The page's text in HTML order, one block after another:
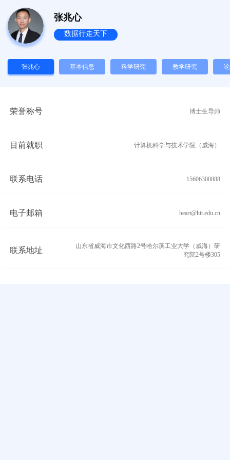
张兆心
数据行走天下
张兆心 基本信息 科学研究 教学研究
荣誉称号 博士生导师
目前就职 计算机科学与技术学院（威海）
联系电话 15606300888
电子邮箱 heart@hit.edu.cn
联系地址
山东省威海市文化西路2号哈尔滨工业大学（威海）研
究院2号楼305